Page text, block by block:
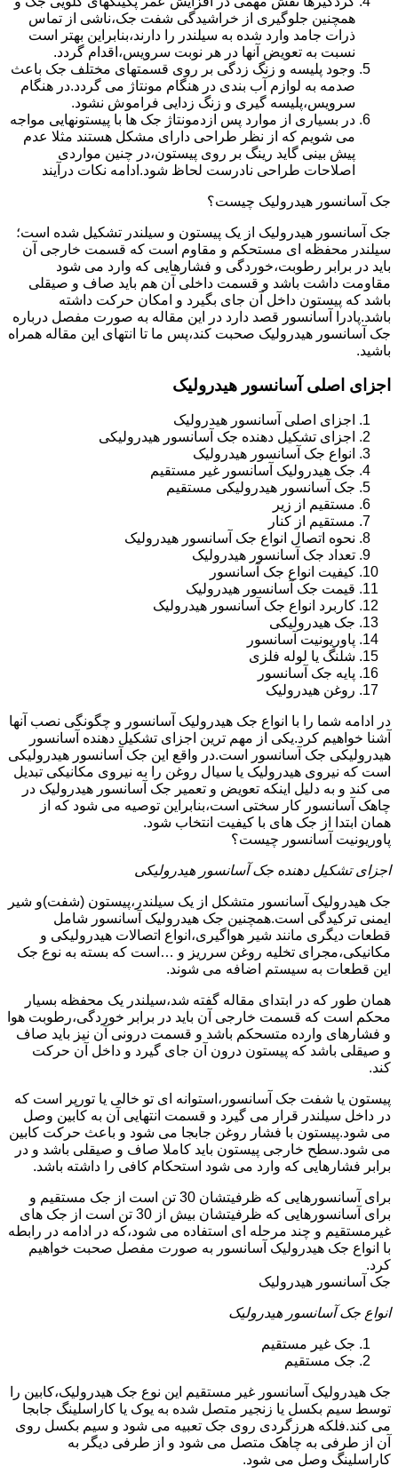
همچنین جلوگیری از خراشیدگی شفت جک،ناشی از تماس
ذرات جامد وارد شده به سیلندر را دارند،بنابراین بهتر است
نسبت به تعویض آنها در هر نوبت سرویس،اقدام گردد.
وجود پلیسه و زنگ زدگی بر روی قسمتهای مختلف جک باعث
صدمه به لوازم آب بندی در هنگام مونتاژ می گردد.در هنگام
سرویس،پلیسه گیری و زنگ زدایی فراموش نشود.
در بسیاری از موارد پس ازدمونتاژ جک ها با پیستونهایی مواجه
می شویم که از نظر طراحی دارای مشکل هستند مثلا عدم
پیش بینی گاید رینگ بر روی پیستون،در چنین مواردی
اصلاحات طراحی نادرست لحاظ شود.ادامه نکات درآیند
جک آسانسور هیدرولیک چیست؟
جک آسانسور هیدرولیک از یک پیستون و سیلندر تشکیل شده است؛
سیلندر محفظه ای مستحکم و مقاوم است که قسمت خارجی آن
باید در برابر رطوبت،خوردگی و فشارهایی که وارد می شود
مقاومت داشت باشد و قسمت داخلی آن هم باید صاف و صیقلی
باشد که پیستون داخل آن جای بگیرد و امکان حرکت داشته
باشد.پادرا آسانسور قصد دارد در این مقاله به صورت مفصل درباره
جک آسانسور هیدرولیک صحبت کند،پس ما تا انتهای این مقاله همراه
باشید.
اجزای اصلی آسانسور هیدرولیک
اجزای اصلی آسانسور هیدرولیک
اجزای تشکیل دهنده جک آسانسور هیدرولیکی
انواع جک آسانسور هیدرولیک
جک هیدرولیک آسانسور غیر مستقیم
جک آسانسور هیدرولیکی مستقیم
مستقیم از زیر
مستقیم از کنار
نحوه اتصال انواع جک آسانسور هیدرولیک
تعداد جک آسانسور هیدرولیک
کیفیت انواع جک آسانسور
قیمت جک آسانسور هیدرولیک
کاربرد انواع جک آسانسور هیدرولیک
جک هیدرولیکی
پاوریونیت آسانسور
شلنگ یا لوله فلزی
پایه جک آسانسور
روغن هیدرولیک
در ادامه شما را با انواع جک هیدرولیک آسانسور و چگونگی نصب آنها
آشنا خواهیم کرد.یکی از مهم ترین اجزای تشکیل دهنده آسانسور
هیدرولیکی جک آسانسور است.در واقع این جک آسانسور هیدرولیکی
است که نیروی هیدرولیک یا سیال روغن را به نیروی مکانیکی تبدیل
می کند و به دلیل اینکه تعویض و تعمیر جک آسانسور هیدرولیک در
چاهک آسانسور کار سختی است،بنابراین توصیه می شود که از
همان ابتدا از جک های با کیفیت انتخاب شود.
پاوریونیت آسانسور چیست؟
اجزای تشکیل دهنده جک آسانسور هیدرولیکی
جک هیدرولیک آسانسور متشکل از یک سیلندر،پیستون (شفت)و شیر
ایمنی ترکیدگی است.همچنین جک هیدرولیک آسانسور شامل
قطعات دیگری مانند شیر هواگیری،انواع اتصالات هیدرولیکی و
مکانیکی،مجرای تخلیه روغن سرریز و …است که بسته به نوع جک
این قطعات به سیستم اضافه می شوند.
همان طور که در ابتدای مقاله گفته شد،سیلندر یک محفظه بسیار
محکم است که قسمت خارجی آن باید در برابر خوردگی،رطوبت هوا
و فشارهای وارده متسحکم باشد و قسمت درونی آن نیز باید صاف
و صیقلی باشد که پیستون درون آن جای گیرد و داخل آن حرکت
کند.
پیستون یا شفت جک آسانسور،استوانه ای تو خالی یا تورپر است که
در داخل سیلندر قرار می گیرد و قسمت انتهایی آن به کابین وصل
می شود.پیستون با فشار روغن جابجا می شود و باعث حرکت کابین
می شود.سطح خارجی پیستون باید کاملا صاف و صیقلی باشد و در
برابر فشارهایی که وارد می شود استحکام کافی را داشته باشد.
برای آسانسورهایی که ظرفیتشان 30 تن است از جک مستقیم و
برای آسانسورهایی که ظرفیتشان بیش از 30 تن است از جک های
غیرمستقیم و چند مرحله ای استفاده می شود،که در ادامه در رابطه
با انواع جک هیدرولیک آسانسور به صورت مفصل صحبت خواهیم
کرد.
جک آسانسور هیدرولیک
انواع جک آسانسور هیدرولیک
جک غیر مستقیم
جک مستقیم
جک هیدرولیک آسانسور غیر مستقیم این نوع جک هیدرولیک،کابین را
توسط سیم بکسل یا زنجیر متصل شده به یوک یا کاراسلینگ جابجا
می کند.فلکه هرزگردی روی جک تعبیه می شود و سیم بکسل روی
آن از طرفی به چاهک متصل می شود و از طرفی دیگر به
کاراسلینگ وصل می شود.